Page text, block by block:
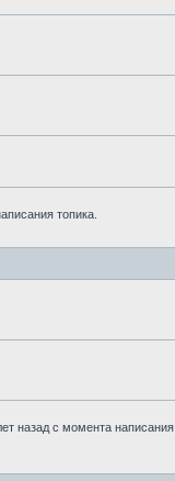
топика.
назад с момента написания